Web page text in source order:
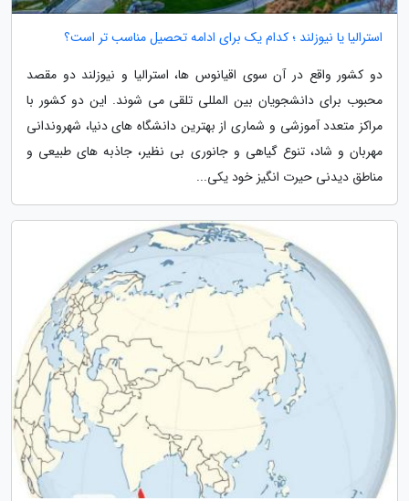
استرالیا یا نیوزلند ؛ کدام یک برای ادامه تحصیل مناسب تر است؟
دو کشور واقع در آن سوی اقیانوس ها، استرالیا و نیوزلند دو مقصد
محبوب برای دانشجویان بین المللی تلقی می شوند. این دو کشور با
مراکز متعدد آموزشی و شماری از بهترین دانشگاه های دنیا، شهروندانی
مهربان و شاد، تنوع گیاهی و جانوری بی نظیر، جاذبه های طبیعی و
مناطق دیدنی حیرت انگیز خود یکی...